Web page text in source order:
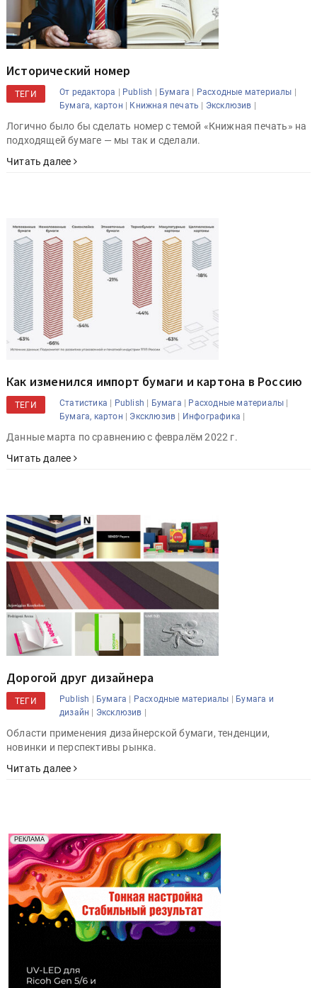
Исторический номер
ТЕГИ От редактора | Publish | Бумага | Расходные материалы |
Бумага, картон | Книжная печать | Эксклюзив |
Логично было бы сделать номер с темой «Книжная печать» на
подходящей бумаге — мы так и сделали.
Читать далее
Как изменился импорт бумаги и картона в Россию
ТЕГИ Статистика | Publish | Бумага | Расходные материалы |
Бумага, картон | Эксклюзив | Инфографика |
Данные марта по сравнению с февралём 2022 г.
Читать далее
Дорогой друг дизайнера
ТЕГИ Publish | Бумага | Расходные материалы | Бумага и
дизайн | Эксклюзив |
Области применения дизайнерской бумаги, тенденции,
новинки и перспективы рынка.
Читать далее
РЕКЛАМА
Реклама. Рекламодатель ООО "Передовые Системы
Печати" erid: 2SDnjd2d4Qz